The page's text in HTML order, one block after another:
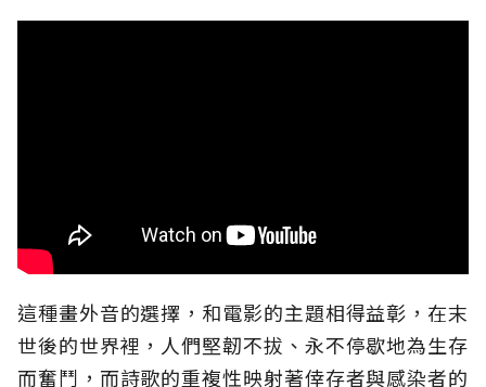
這種畫外音的選擇，和電影的主題相得益彰，在末
世後的世界裡，人們堅韌不拔、永不停歇地為生存
而奮鬥，而詩歌的重複性映射著倖存者與感染者的